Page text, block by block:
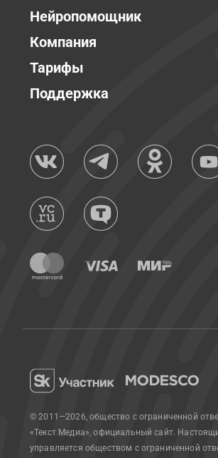
Нейропомощник
Компания
Тарифы
Поддержка
© 2011—2026, общество с ограниченной
«Текст Медиа», официальный сайт.
управляется обществом с ограниченной